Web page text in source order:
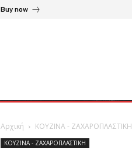
Buy now
Αρχική ΚΟΥΖΙΝΑ - ΖΑΧΑΡΟΠΛΑΣΤΙΚΗ
ΚΟΥΖΙΝΑ - ΖΑΧΑΡΟΠΛΑΣΤΙΚΗ